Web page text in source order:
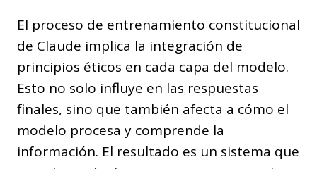
El proceso de entrenamiento constitucional
de Claude implica la integración de
principios éticos en cada capa del modelo.
Esto no solo influye en las respuestas
finales, sino que también afecta a cómo el
modelo procesa y comprende la
información. El resultado es un sistema que